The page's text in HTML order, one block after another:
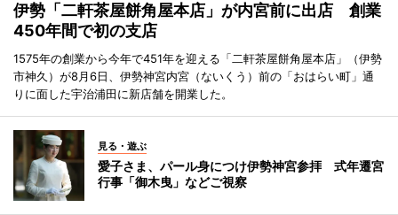
伊勢「二軒茶屋餅角屋本店」が内宮前に出店 創業
450年間で初の支店
1575年の創業から今年で451年を迎える「二軒茶屋餅角屋本店」（伊勢
市神久）が8月6日、伊勢神宮内宮（ないくう）前の「おはらい町」通
りに面した宇治浦田に新店舗を開業した。
見る・遊ぶ
愛子さま、パール身につけ伊勢神宮参拝 式年遷宮
行事「御木曳」などご視察